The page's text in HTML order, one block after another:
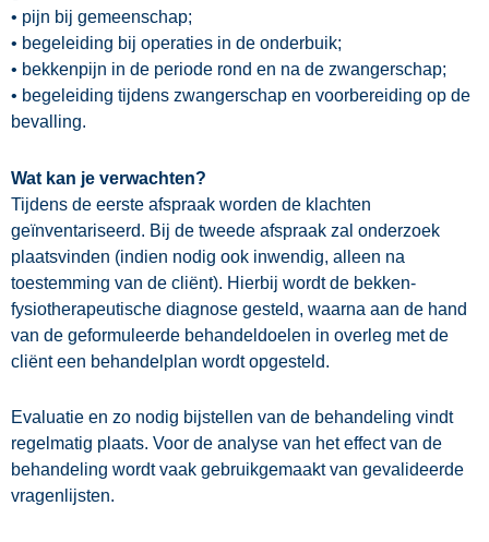
• pijn bij gemeenschap;
• begeleiding bij operaties in de onderbuik;
• bekkenpijn in de periode rond en na de zwangerschap;
• begeleiding tijdens zwangerschap en voorbereiding op de
bevalling.
Wat kan je verwachten?
Tijdens de eerste afspraak worden de klachten
geïnventariseerd. Bij de tweede afspraak zal onderzoek
plaatsvinden (indien nodig ook inwendig, alleen na
toestemming van de cliënt). Hierbij wordt de bekken-
fysiotherapeutische diagnose gesteld, waarna aan de hand
van de geformuleerde behandeldoelen in overleg met de
cliënt een behandelplan wordt opgesteld.
Evaluatie en zo nodig bijstellen van de behandeling vindt
regelmatig plaats. Voor de analyse van het effect van de
behandeling wordt vaak gebruikgemaakt van gevalideerde
vragenlijsten.